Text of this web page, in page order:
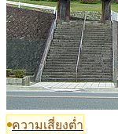
ความเสี่ยงต่ำ